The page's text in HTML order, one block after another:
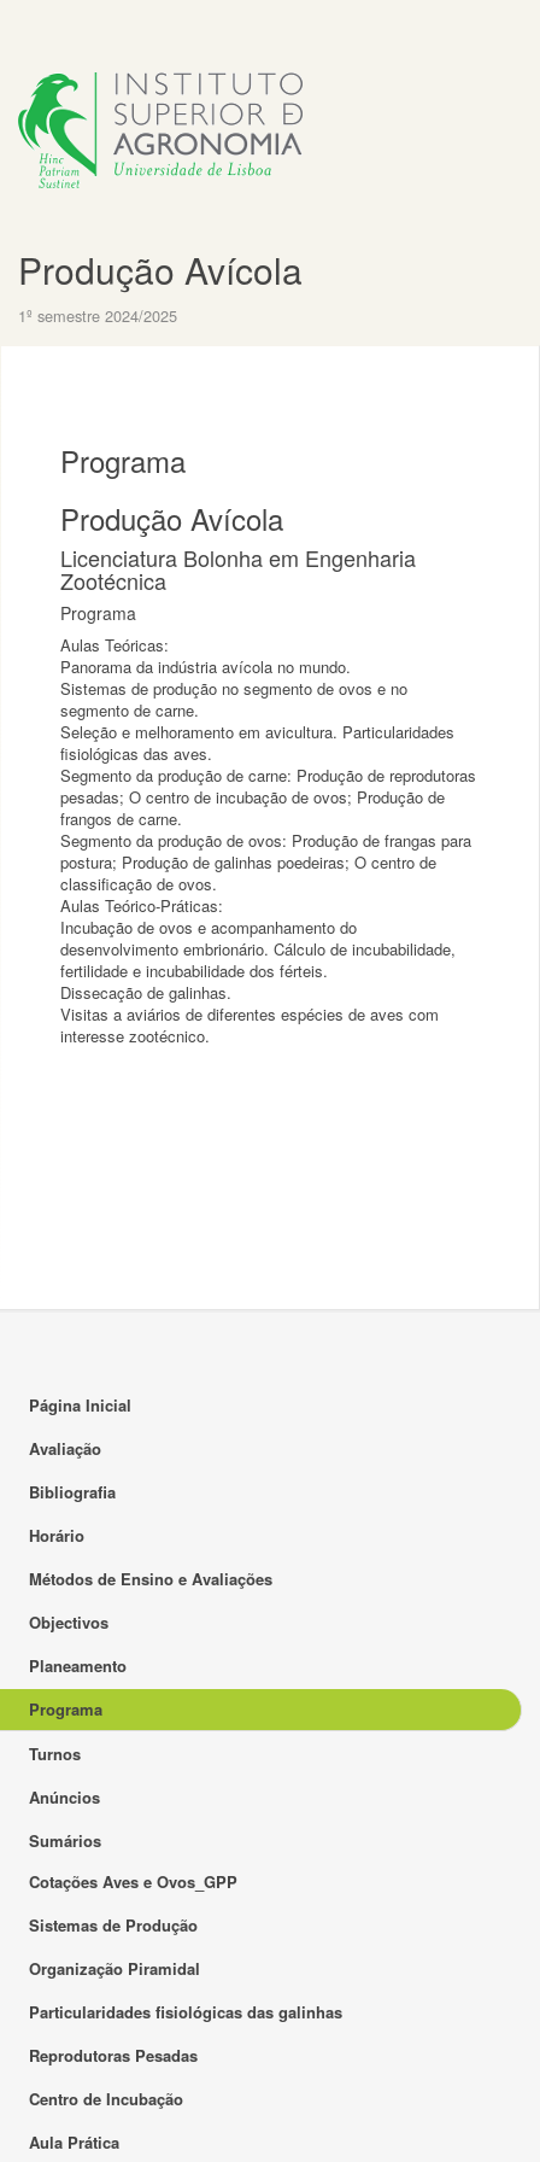
Produção Avícola
1º semestre 2024/2025
Programa
Produção Avícola
Licenciatura Bolonha em Engenharia
Zootécnica
Programa
Aulas Teóricas:
Panorama da indústria avícola no mundo.
Sistemas de produção no segmento de ovos e no
segmento de carne.
Seleção e melhoramento em avicultura. Particularidades
fisiológicas das aves.
Segmento da produção de carne: Produção de reprodutoras
pesadas; O centro de incubação de ovos; Produção de
frangos de carne.
Segmento da produção de ovos: Produção de frangas para
postura; Produção de galinhas poedeiras; O centro de
classificação de ovos.
Aulas Teórico-Práticas:
Incubação de ovos e acompanhamento do
desenvolvimento embrionário. Cálculo de incubabilidade,
fertilidade e incubabilidade dos férteis.
Dissecação de galinhas.
Visitas a aviários de diferentes espécies de aves com
interesse zootécnico.
Página Inicial
Avaliação
Bibliografia
Horário
Métodos de Ensino e Avaliações
Objectivos
Planeamento
Programa
Turnos
Anúncios
Sumários
Cotações Aves e Ovos_GPP
Sistemas de Produção
Organização Piramidal
Particularidades fisiológicas das galinhas
Reprodutoras Pesadas
Centro de Incubação
Aula Prática